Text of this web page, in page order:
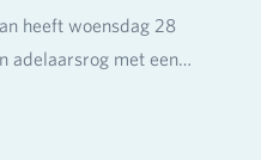
heeft woensdag 28
adelaarsrog met een